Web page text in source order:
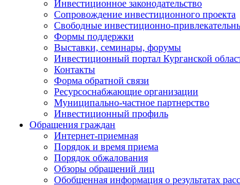
Инвестиционное законодательство
Сопровождение инвестиционного проекта
Свободные инвестиционно-
Формы поддержки
Выставки, семинары, форумы
Инвестиционный портал Курганской
Контакты
Форма обратной связи
Ресурсоснабжающие организации
Муниципально-частное партнерство
Инвестиционный профиль
Обращения граждан
Интернет-приемная
Порядок и время приема
Порядок обжалования
Обзоры обращений лиц
Обобщенная информация о результатах